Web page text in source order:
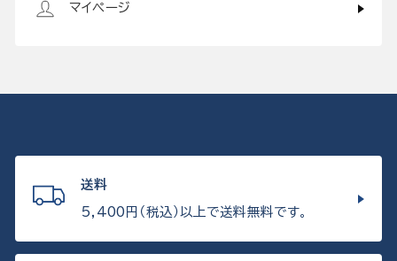
マイページ
送料
5,400円（税込）以上で送料無料です。